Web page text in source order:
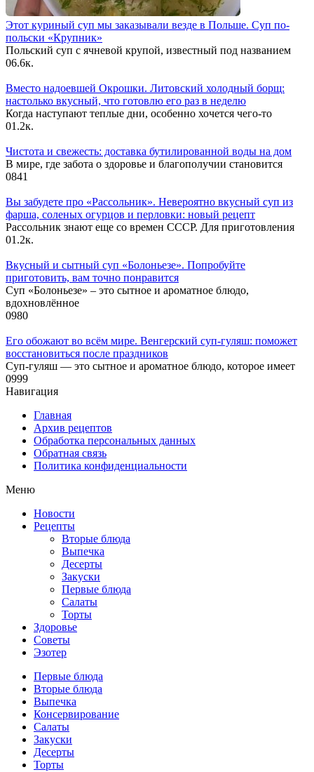
Этот куриный суп мы заказывали везде в Польше. Суп по-
польски «Крупник»
Польский суп с ячневой крупой, известный под названием
06.6к.
Вместо надоевшей Окрошки. Литовский холодный борщ:
настолько вкусный, что готовлю его раз в неделю
Когда наступают теплые дни, особенно хочется чего-то
01.2к.
Чистота и свежесть: доставка бутилированной воды на дом
В мире, где забота о здоровье и благополучии становится
0841
Вы забудете про «Рассольник». Невероятно вкусный суп из
фарша, соленых огурцов и перловки: новый рецепт
Рассольник знают еще со времен СССР. Для приготовления
01.2к.
Вкусный и сытный cуп «Болоньезе». Попробуйте
приготовить, вам точно понравится
Суп «Болоньезе» – это сытное и ароматное блюдо,
вдохновлённое
0980
Его обожают во всём мире. Венгерский суп-гуляш: поможет
восстановиться после праздников
Суп-гуляш — это сытное и ароматное блюдо, которое имеет
0999
Навигация
Главная
Архив рецептов
Обработка персональных данных
Обратная связь
Политика конфиденциальности
Меню
Новости
Рецепты
Вторые блюда
Выпечка
Десерты
Закуски
Первые блюда
Салаты
Торты
Здоровье
Советы
Эзотер
Первые блюда
Вторые блюда
Выпечка
Консервирование
Салаты
Закуски
Десерты
Торты